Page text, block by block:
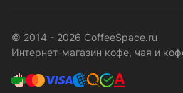
© 2014 - 2026 CoffeeSpace.ru
Интернет-магазин кофе, чая и